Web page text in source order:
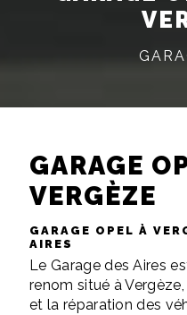
GARAGE
VERGÈZE
GARAGE OPEL À
AIRES
Le Garage des Aires
renom situé à
et la réparation des